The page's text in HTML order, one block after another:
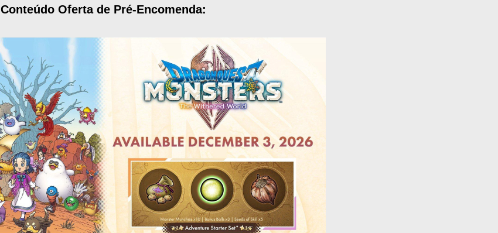
Conteúdo Oferta de Pré-Encomenda: